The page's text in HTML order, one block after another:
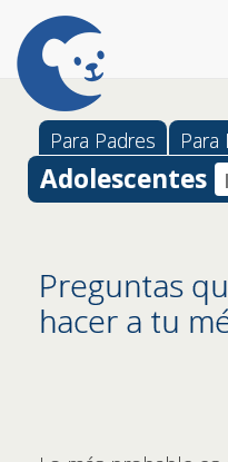
Para Padres Para
Adolescentes
Preguntas
hacer a tu